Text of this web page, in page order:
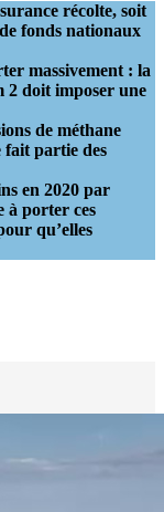
récolte, soit
fonds nationaux
massivement : la
2 doit imposer une
de méthane
fait partie des
en 2020 par
à porter ces
qu’elles